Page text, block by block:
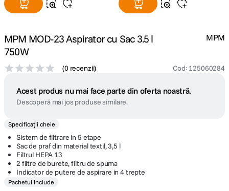
MPM MOD-23 Aspirator cu Sac 3.5 l
750W
(0 recenzii) Cod: 125060284
MPM
Acest produs nu mai face parte din oferta noastră.
Descoperă mai jos produse similare.
Specificații cheie
Sistem de filtrare in 5 etape
Sac de praf din material textil, 3,5 l
Filtrul HEPA 13
2 filtre de burete, filtru de spuma
Indicator de putere de aspirare in 4 trepte
Pachetul include